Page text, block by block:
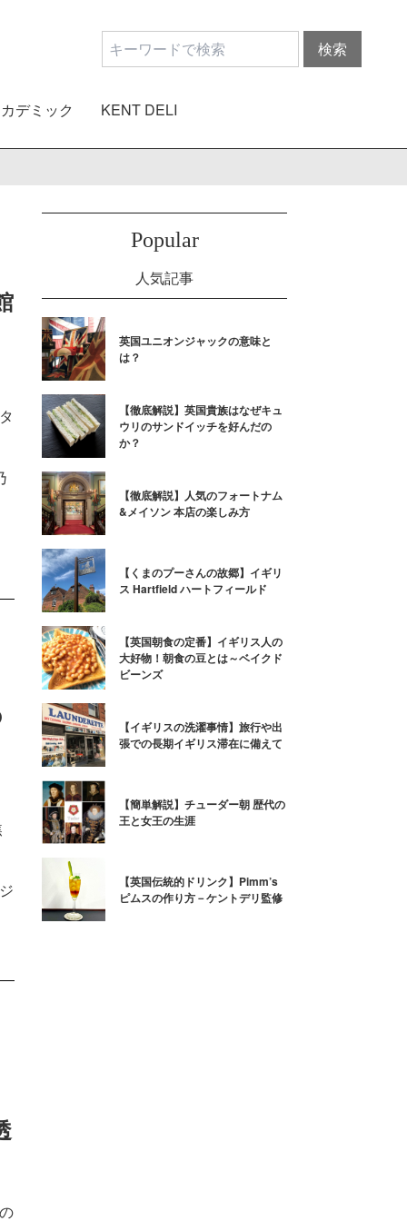
デミック KENT DELI
Popular
人気記事
英国ユニオンジャックの意味と
は？
【徹底解説】英国貴族はなぜキュ
ウリのサンドイッチを好んだの
か？
【徹底解説】人気のフォートナム
&メイソン 本店の楽しみ方
【くまのプーさんの故郷】イギリ
ス Hartfield ハートフィールド
【英国朝食の定番】イギリス人の
大好物！朝食の豆とは～ベイクド
ビーンズ
【イギリスの洗濯事情】旅行や出
張での長期イギリス滞在に備えて
【簡単解説】チューダー朝 歴代の
王と女王の生涯
【英国伝統的ドリンク】Pimm’s
ピムスの作り方－ケントデリ監修